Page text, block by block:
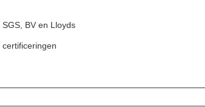
BV en Lloyds
certificeringen